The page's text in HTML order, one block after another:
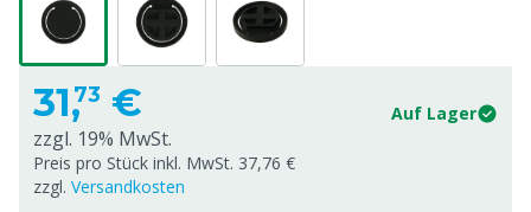
31,73 € Auf Lager
zzgl. 19% MwSt.
Preis pro Stück inkl. MwSt. 37,76 €
zzgl. Versandkosten